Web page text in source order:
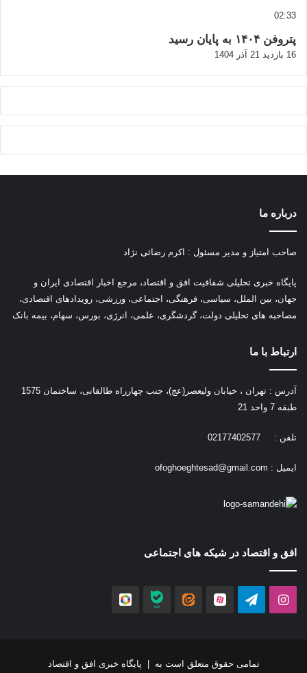
02:33
پتروفن ۱۴۰۴ به پایان رسید
16 بازدید 21 آذر 1404
درباره ما
صاحب امتیاز و مدیر مسئول : اکرم رضائی نژاد
پایگاه خبری تحلیلی شفافیت افق و اقتصاد، مرجع اخبار اقتصادی ایران و
جهان، بین الملل، سیاسی، فرهنگی، اجتماعی، ورزشی، رویدادهای اقتصادی،
مصاحبه های تحلیلی دولت، گردشگری، علمی، انرژی، بورس، سهام، بیمه بانک
ارتباط با ما
آدرس : تهران ، خیابان ولیعصر(عج)، جنب چهارراه طالقانی، ساختمان 1575
طبقه 7 واحد 21
تلفن : 02177402577
ایمیل : ofoghoeghtesad@gmail.com
افق و اقتصاد در شیکه های اجتماعی
اینستاگرامتلگرام آپارات ایتا بله
تمامی حقوق متعلق است به | پایگاه خبری افق و اقتصاد